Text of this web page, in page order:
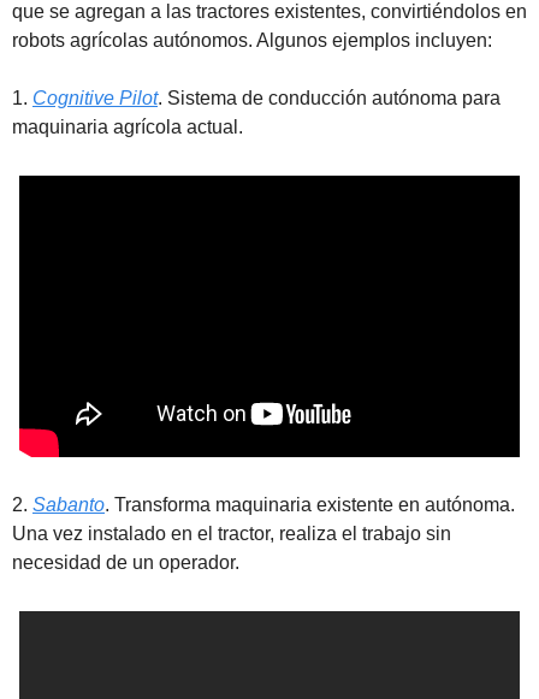
que se agregan a las tractores existentes, convirtiéndolos en
robots agrícolas autónomos. Algunos ejemplos incluyen:
1. Cognitive Pilot. Sistema de conducción autónoma para
maquinaria agrícola actual.
2. Sabanto. Transforma maquinaria existente en autónoma.
Una vez instalado en el tractor, realiza el trabajo sin
necesidad de un operador.